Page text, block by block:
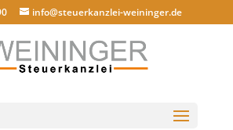
info@steuerkanzlei-weininger.de